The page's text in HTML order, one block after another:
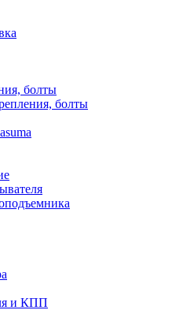
болты
болты
и КПП